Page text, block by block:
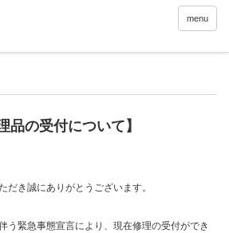
menu
品の受付について】
だき誠にありがとうございます。
う緊急事態宣言により、現在修理の受付ができ